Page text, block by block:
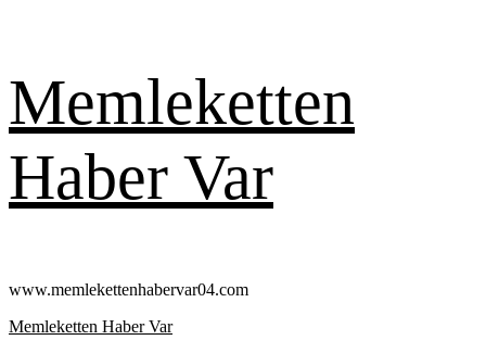
to
content
Memleketten
Haber Var
www.memlekettenhabervar04.com
Primary
Memleketten Haber Var